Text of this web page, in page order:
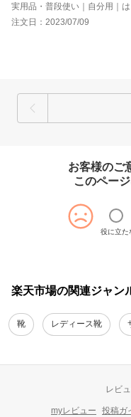
実用品・普段使い｜自分用｜
注文日：2023/07/09
お客様のご
このペー
役に立た
楽天市場の関連ジャン
靴 レディース靴
レビ
myレビュー 投稿ガ